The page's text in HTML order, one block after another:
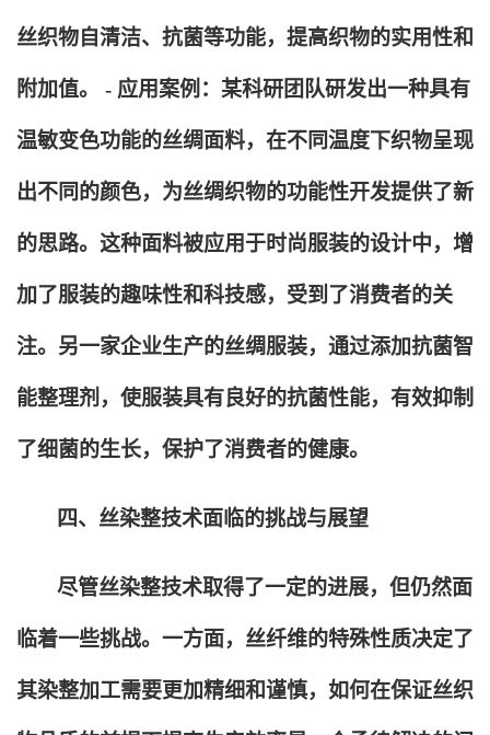
丝织物自清洁、抗菌等功能，提高织物的实用性和
附加值。 - 应用案例：某科研团队研发出一种具有
温敏变色功能的丝绸面料，在不同温度下织物呈现
出不同的颜色，为丝绸织物的功能性开发提供了新
的思路。这种面料被应用于时尚服装的设计中，增
加了服装的趣味性和科技感，受到了消费者的关
注。另一家企业生产的丝绸服装，通过添加抗菌智
能整理剂，使服装具有良好的抗菌性能，有效抑制
了细菌的生长，保护了消费者的健康。
四、丝染整技术面临的挑战与展望
尽管丝染整技术取得了一定的进展，但仍然面
临着一些挑战。一方面，丝纤维的特殊性质决定了
其染整加工需要更加精细和谨慎，如何在保证丝织